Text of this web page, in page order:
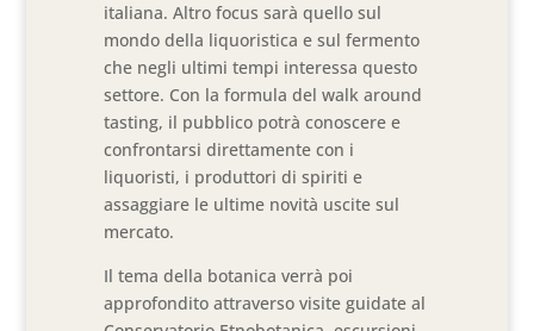
italiana. Altro focus sarà quello sul
mondo della liquoristica e sul fermento
che negli ultimi tempi interessa questo
settore. Con la formula del walk around
tasting, il pubblico potrà conoscere e
confrontarsi direttamente con i
liquoristi, i produttori di spiriti e
assaggiare le ultime novità uscite sul
mercato.
Il tema della botanica verrà poi
approfondito attraverso visite guidate al